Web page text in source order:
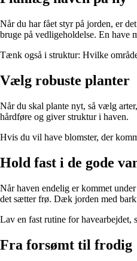
Når du har fået styr på jorden, er
bruge på vedligeholdelse. En have
Tænk også i struktur: Hvilke
Vælg robuste planter
Når du skal plante nyt, så vælg
hårdføre og giver struktur i haven.
Hvis du vil have blomster, der
Hold fast i de gode
Når haven endelig er kommet
det sætter frø. Dæk jorden med
Lav en fast rutine for havearbejdet,
Fra forsømt til frodig